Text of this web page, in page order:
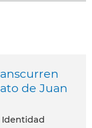
de Juan